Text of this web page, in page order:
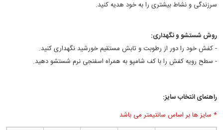
سرزندگی و نشاط بیشتری را به خود هدیه کنید.
روش شستشو و نگهداری:
- کفش خود را دور از رطوبت و تابش مستقیم خورشید نگهداری کنید.
- سطح رویه کفش را با کف شامپو به همراه اسفنجی نرم شستشو دهید.
راهنمای انتخاب سایز:
* سایز ها بر اساس سانتیمتر می باشد